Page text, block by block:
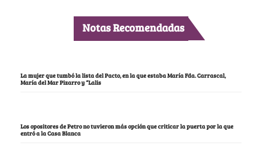
Notas Recomendadas
La mujer que tumbó la lista del Pacto, en la que estaba María Fda. Carrascal,
María del Mar Pizarro y “Lalis
Los opositores de Petro no tuvieron más opción que criticar la puerta por la que
entró a la Casa Blanca